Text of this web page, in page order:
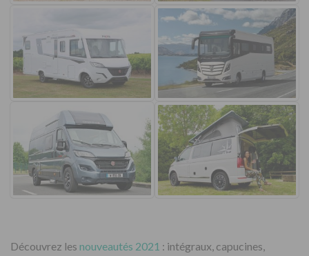
Découvrez les nouveautés 2021 : intégraux, capucines,